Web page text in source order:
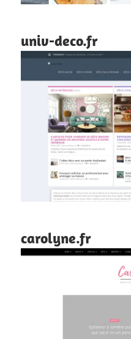
univ-deco.fr
carolyne.fr